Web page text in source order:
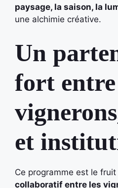
paysage, la saison, la
une alchimie créative.
Un
fort entre
et
Ce programme est le fruit
collaboratif entre les